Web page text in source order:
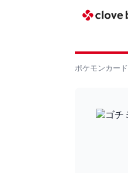
ポケモンカード